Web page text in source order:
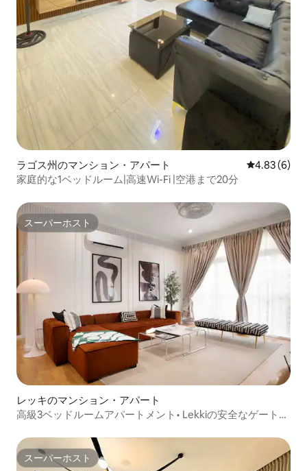
ラゴス州のマンション・アパート レビュー6
4.83 (6)
家庭的な1ベッドルーム|高速Wi-Fi |空港まで20分
スーパーホスト
スーパーホスト
レッキのマンション・アパート
高級3ベッドルームアパートメント• Lekkiの安全なゲート付
スーパーホスト
スーパーホスト